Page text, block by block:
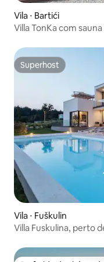
Vila ⋅ Bartići
Villa TonKa com
Superhost
Superhost
Vila ⋅ Fuškulin
Villa Fuskulina, perto